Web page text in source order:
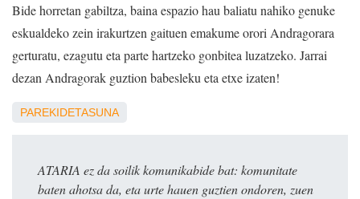
Bide horretan gabiltza, baina espazio hau baliatu nahiko genuke
eskualdeko zein irakurtzen gaituen emakume orori Andragorara
gerturatu, ezagutu eta parte hartzeko gonbitea luzatzeko. Jarrai
dezan Andragorak guztion babesleku eta etxe izaten!
PAREKIDETASUNA
ATARIA ez da soilik komunikabide bat: komunitate
baten ahotsa da, eta urte hauen guztien ondoren, zuen